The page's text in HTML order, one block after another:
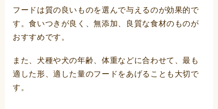
フードは質の良いものを選んで与えるのが効果的で
す。食いつきが良く、無添加、良質な食材のものが
おすすめです。
また、犬種や犬の年齢、体重などに合わせて、最も
適した形、適した量のフードをあげることも大切で
す。